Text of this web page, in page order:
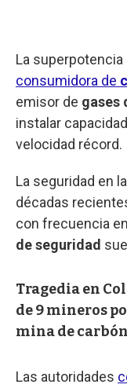
La superpotencia
consumidora de
emisor de gases
instalar
velocidad récord.
La seguridad en
décadas
con frecuencia
de seguridad
Tragedia en
de 9 mineros
mina de carbón
Las autoridades